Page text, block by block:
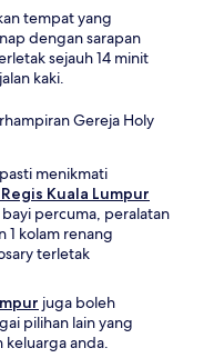
tempat yang
dengan sarapan
sejauh 14 minit
kaki.
Gereja Holy
menikmati
Kuala Lumpur
percuma, peralatan
1 kolam renang
terletak
juga boleh
pilihan lain yang
keluarga anda.